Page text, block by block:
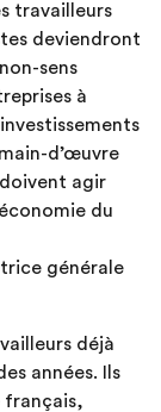
travailleurs
deviendront
sens
à
d’œuvre
agir
du
générale
déjà
années. Ils
français,